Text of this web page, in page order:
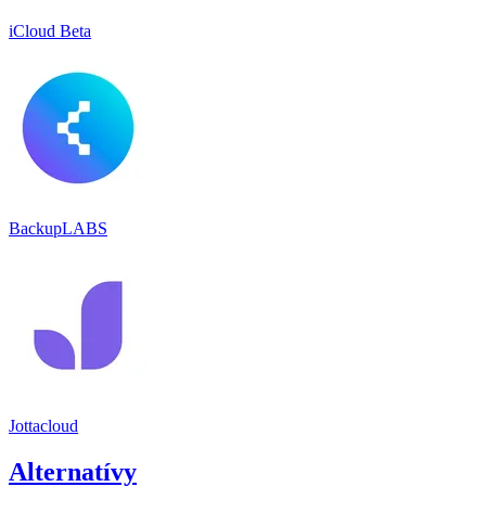
iCloud Beta
BackupLABS
Jottacloud
Alternatívy